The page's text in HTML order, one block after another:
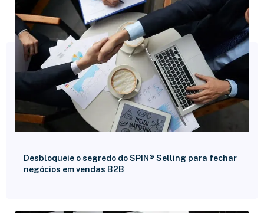
Desbloqueie o segredo do SPIN® Selling para fechar
negócios em vendas B2B